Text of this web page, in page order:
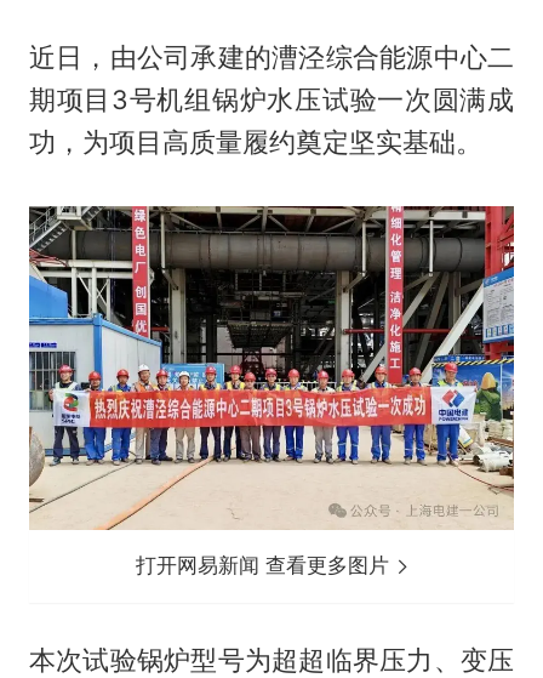
近日，由公司承建的漕泾综合能源中心二
期项目3号机组锅炉水压试验一次圆满成
功，为项目高质量履约奠定坚实基础。
打开网易新闻 查看更多图片
本次试验锅炉型号为超超临界压力、变压